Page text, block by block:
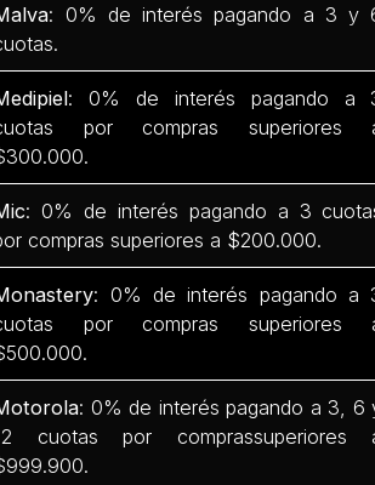
: 0% de interés pagando a 3 y
: 0% de interés pagando a
por compras superiores
: 0% de interés pagando a 3
compras superiores a $200.000.
: 0% de interés pagando a
por compras superiores
: 0% de interés pagando a 3, 6
cuotas por comprassuperiores